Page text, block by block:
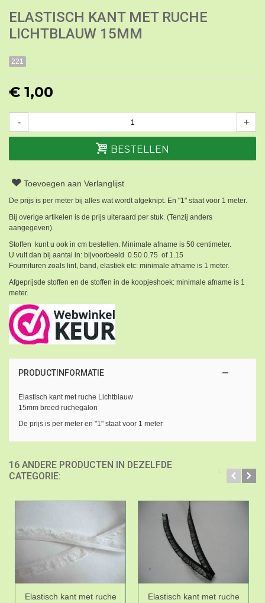
ELASTISCH KANT MET RUCHE
LICHTBLAUW 15MM
221
€ 1,00
- +
BESTELLEN
Toevoegen aan Verlanglijst
De prijs is per meter bij alles wat wordt afgeknipt. En "1" staat voor 1 meter.
Bij overige artikelen is de prijs uiteraard per stuk. (Tenzij anders
aangegeven).
Stoffen kunt u ook in cm bestellen. Minimale afname is 50 centimeter.
U vult dan bij aantal in: bijvoorbeeld 0.50 0.75 of 1.15
Fournituren zoals lint, band, elastiek etc: minimale afname is 1 meter.
Afgeprijsde stoffen en de stoffen in de koopjeshoek: minimale afname is 1
meter.
PRODUCTINFORMATIE
Elastisch kant met ruche Lichtblauw
15mm breed ruchegalon
De prijs is per meter en "1" staat voor 1 meter
16 ANDERE PRODUCTEN IN DEZELFDE
CATEGORIE:
Elastisch kant met ruche
Elastisch kant met ruche